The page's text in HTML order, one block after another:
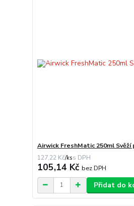
Airwick FreshMatic 250ml Svěží
127,22 Kč/ks
105,14 Kč bez DPH
Přidat do